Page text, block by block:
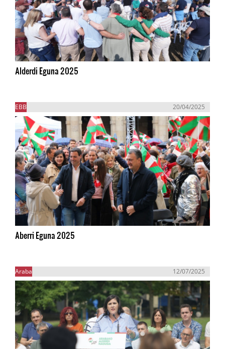
Alderdi Eguna 2025
EBB 20/04/2025
Aberri Eguna 2025
Araba 12/07/2025